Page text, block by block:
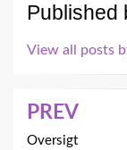
Published
View all posts
PREV
Oversigt